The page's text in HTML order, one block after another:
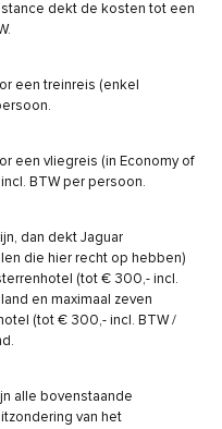
dekt de kosten tot een
een treinreis (enkel
een vliegreis (in Economy of
BTW per persoon.
dan dekt Jaguar
die hier recht op hebben)
(tot € 300,- incl.
en maximaal zeven
(tot € 300,- incl. BTW /
alle bovenstaande
van het